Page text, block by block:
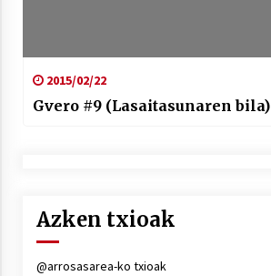
2015/02/22
Gvero #9 (Lasaitasunaren bila)
Azken txioak
@arrosasarea-ko txioak